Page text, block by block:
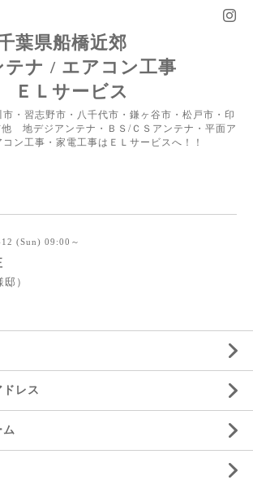
葉県船橋近郊
テナ / エアコン工事
ＥＬサービス
・習志野市・八千代市・鎌ヶ谷市・松戸市・印
地デジアンテナ・ＢＳ/ＣＳアンテナ・平面ア
ン工事・家電工事はＥＬサービスへ！！
(Sun) 09:00～
）
レス
ム